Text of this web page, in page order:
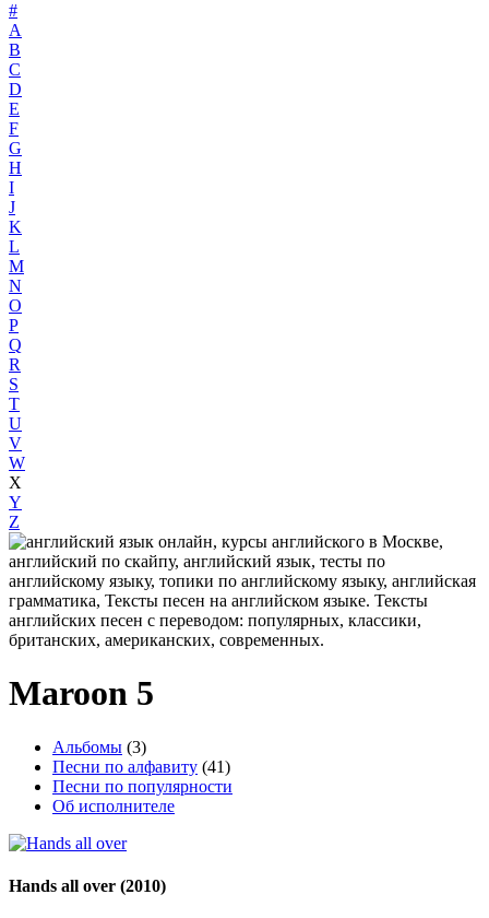
#
A
B
C
D
E
F
G
H
I
J
K
L
M
N
O
P
Q
R
S
T
U
V
W
X
Y
Z
Maroon 5
Альбомы (3)
Песни по алфавиту (41)
Песни по популярности
Об исполнителе
Hands all over (2010)